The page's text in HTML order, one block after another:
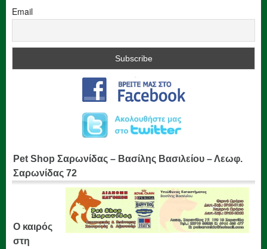
Email
Pet Shop Σαρωνίδας – Βασίλης Βασιλείου – Λεωφ.
Σαρωνίδας 72
Ο καιρός
στη